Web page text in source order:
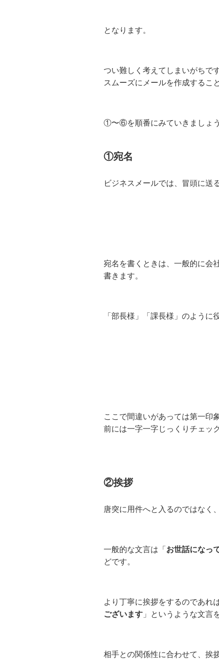
となります。
つい難しく考えてしまいがちで
スムーズにメールを作成するこ
①〜⑥を順番にみていきましょ
①宛名
ビジネスメールでは、冒頭に送
宛名を書くときは、一般的に会
書きます。
「部長様」「課長様」のよう
ここで間違いがあっては第一印
前には一字一字じっくりチェッ
②挨拶
唐突に用件へと入るのではなく
一般的な文言は「 お世話になっ
どです。
より丁寧に挨拶をするのであれ
ございます 」というような文言
相手との関係性に合わせて、挨